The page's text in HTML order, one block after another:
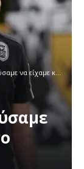
κερδίσει το παιχνίδι»